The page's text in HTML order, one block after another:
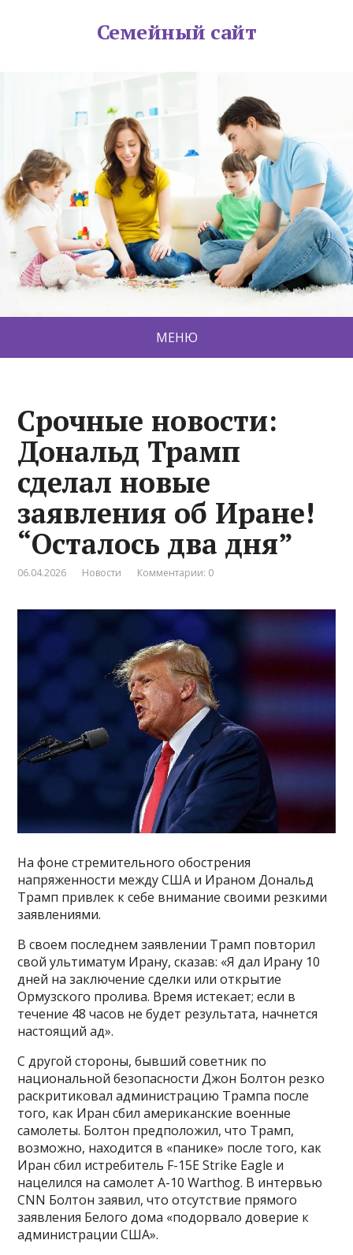
Семейный сайт
МЕНЮ
Срочные новости:
Дональд Трамп
сделал новые
заявления об Иране!
“Осталось два дня”
06.04.2026 Новости Комментарии: 0
На фоне стремительного обострения
напряженности между США и Ираном Дональд
Трамп привлек к себе внимание своими резкими
заявлениями.
В своем последнем заявлении Трамп повторил
свой ультиматум Ирану, сказав: «Я дал Ирану 10
дней на заключение сделки или открытие
Ормузского пролива. Время истекает; если в
течение 48 часов не будет результата, начнется
настоящий ад».
С другой стороны, бывший советник по
национальной безопасности Джон Болтон резко
раскритиковал администрацию Трампа после
того, как Иран сбил американские военные
самолеты. Болтон предположил, что Трамп,
возможно, находится в «панике» после того, как
Иран сбил истребитель F-15E Strike Eagle и
нацелился на самолет A-10 Warthog. В интервью
CNN Болтон заявил, что отсутствие прямого
заявления Белого дома «подорвало доверие к
администрации США».